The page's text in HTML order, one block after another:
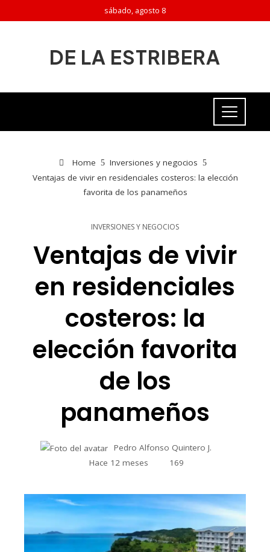
sábado, agosto 8
DE LA ESTRIBERA
Home
Inversiones y negocios
Ventajas de vivir en residenciales costeros: la elección
favorita de los panameños
INVERSIONES Y NEGOCIOS
Ventajas de vivir
en residenciales
costeros: la
elección favorita
de los
panameños
Pedro Alfonso Quintero J.
Hace 12 meses
169